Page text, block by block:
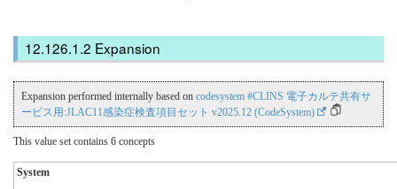
Expansion
Expansion performed internally based on codesystem #CLINS 電子カルテ共有サ
ービス用:JLAC11感染症検査項目セット v2025.12 (CodeSystem)
This value set contains 6 concepts
System